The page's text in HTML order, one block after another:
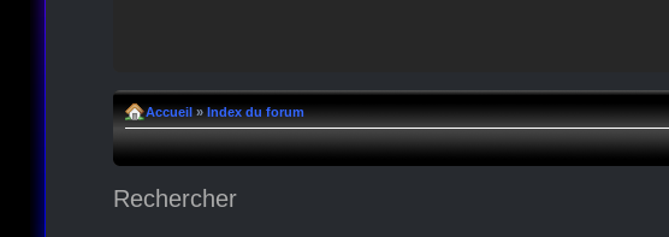
Accueil» Index du forum
Rechercher